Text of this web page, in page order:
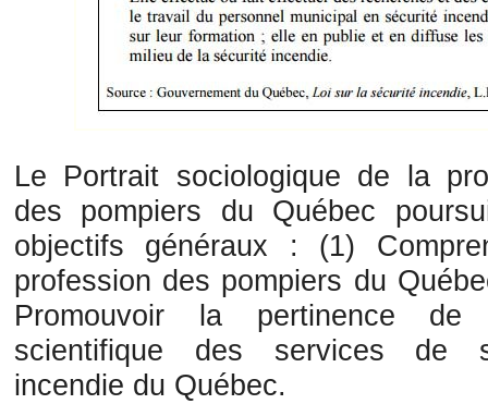
Le Portrait sociologique de la
des pompiers du Québec
objectifs généraux : (1)
profession des pompiers du
Promouvoir la pertinence de
scientifique des services de
incendie du Québec.